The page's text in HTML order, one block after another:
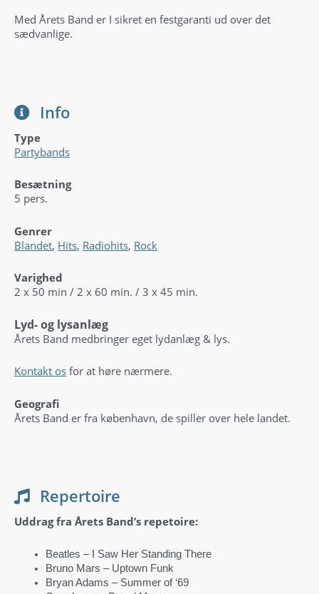
Med Årets Band er I sikret en festgaranti ud over det
sædvanlige.
Info
Type
Partybands
Besætning
5 pers.
Genrer
Blandet, Hits, Radiohits, Rock
Varighed
2 x 50 min / 2 x 60 min. / 3 x 45 min.
Lyd- og lysanlæg
Årets Band medbringer eget lydanlæg & lys.
Kontakt os for at høre nærmere.
Geografi
Årets Band er fra københavn, de spiller over hele landet.
Repertoire
Uddrag fra Årets Band’s repetoire:
Beatles – I Saw Her Standing There
Bruno Mars – Uptown Funk
Bryan Adams – Summer of ‘69